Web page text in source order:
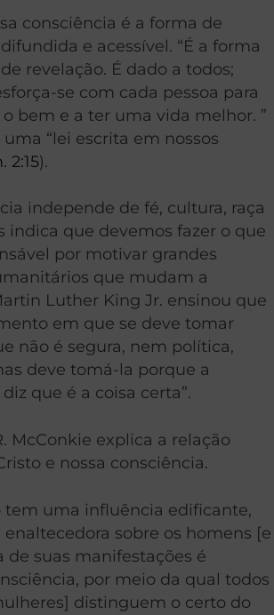
consciência é a forma de
e acessível. “É a forma
revelação. É dado a todos;
se com cada pessoa para
bem e a ter uma vida melhor. ”
“lei escrita em nossos
2:15).
independe de fé, cultura, raça
indica que devemos fazer o que
por motivar grandes
que mudam a
Luther King Jr. ensinou que
em que se deve tomar
não é segura, nem política,
deve tomá-la porque a
que é a coisa certa”.
McConkie explica a relação
e nossa consciência.
tem uma influência edificante,
enaltecedora sobre os homens [e
de suas manifestações é
por meio da qual todos
distinguem o certo do